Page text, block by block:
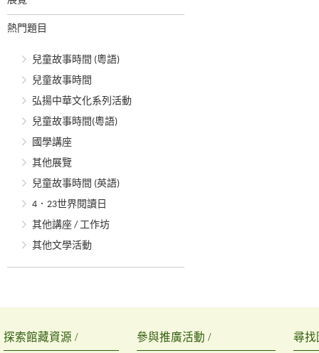
熱門題目
兒童故事時間 (粵語)
兒童故事時間
弘揚中華文化系列活動
兒童故事時間(粵語)
國學講座
其他展覽
兒童故事時間 (英語)
4．23世界閱讀日
其他講座 / 工作坊
其他文學活動
探索館藏資源 / 參與推廣活動 / 尋找